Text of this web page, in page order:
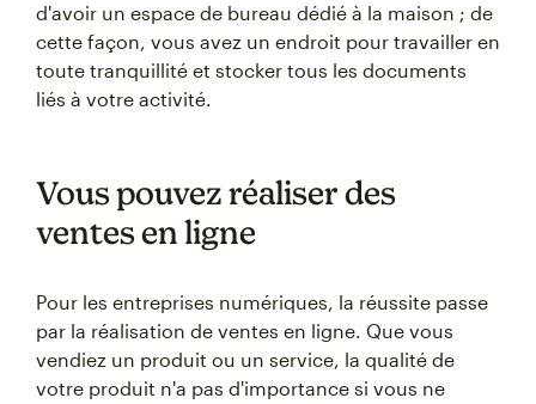
d'avoir un espace de bureau dédié à la maison ; de
cette façon, vous avez un endroit pour travailler en
toute tranquillité et stocker tous les documents
liés à votre activité.
Vous pouvez réaliser des
ventes en ligne
Pour les entreprises numériques, la réussite passe
par la réalisation de ventes en ligne. Que vous
vendiez un produit ou un service, la qualité de
votre produit n'a pas d'importance si vous ne